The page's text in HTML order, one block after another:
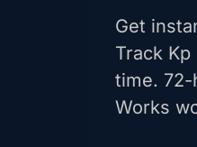
Get
Track
time.
Works